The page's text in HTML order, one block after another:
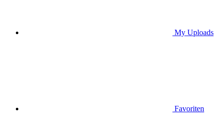
My Uploads
Favoriten